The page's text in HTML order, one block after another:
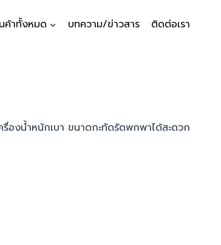
ค้าทั้งหมด บทความ/ข่าวสาร ติดต่อเรา
องน้ำหนักเบา ขนาดกะทัดรัดพกพาได้สะดวก